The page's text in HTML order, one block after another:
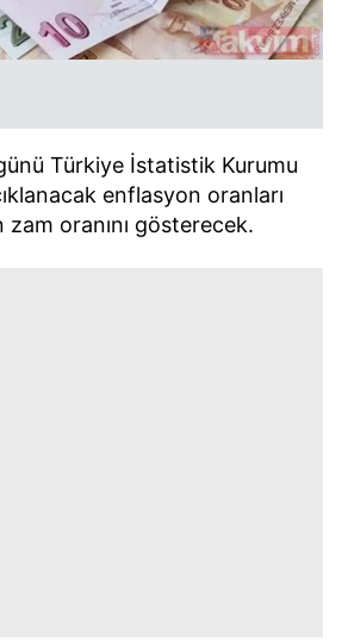
Türkiye İstatistik Kurumu
enflasyon oranları
zam oranını gösterecek.